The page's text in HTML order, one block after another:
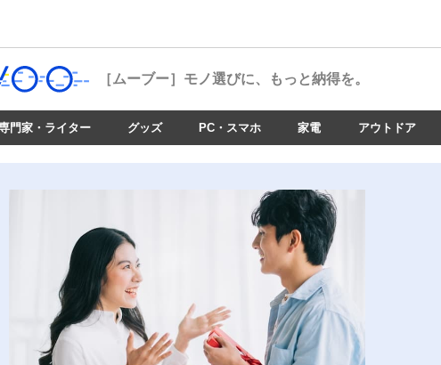
［ムーブー］ モノ選びに、もっと納得を。
門家・ライター グッズ PC・スマホ 家電 アウトドア